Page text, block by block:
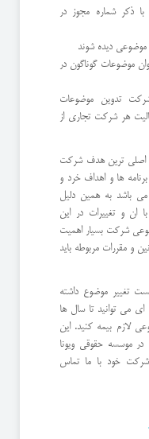
ذکر شماره مجوز در
دیده شوند
موضوعات گوناگون در
تدوین موضوعات
هر شرکت تجاری از
اصلی ترین هدف شرکت
ها و اهداف خرد و
باشد به همین دلیل
ان و تغییرات در این
شرکت بسیار اهمیت
و مقررات مربوطه باید
تغییر موضوع داشته
ای می توانید تا سال ها
لازم بیمه کنید. این
موسسه حقوقی ویونا
شرکت خود با ما تماس